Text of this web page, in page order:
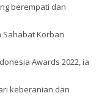
berempati dan
Korban
Awards 2022, ia
keberanian dan